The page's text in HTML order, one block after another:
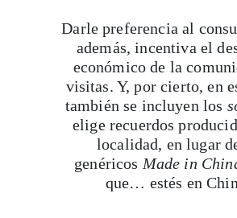
Darle preferencia al
además, incentiva el
económico de la
visitas. Y, por cierto, en
también se incluyen los
elige recuerdos
localidad, en lugar
genéricos Made in
que… estés en